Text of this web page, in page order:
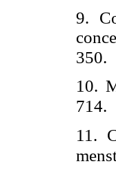
9.
350.
10.
714.
11.